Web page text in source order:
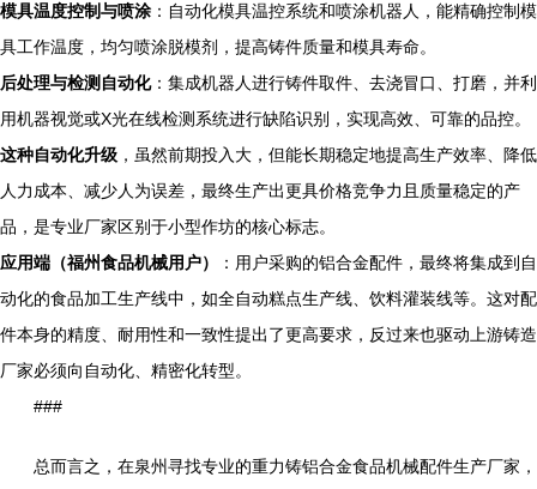
模具温度控制与喷涂 ：自动化模具温控系统和喷涂机器人，能精确控制模
具工作温度，均匀喷涂脱模剂，提高铸件质量和模具寿命。
后处理与检测自动化：集成机器人进行铸件取件、去浇冒口、打磨，并利
用机器视觉或X光在线检测系统进行缺陷识别，实现高效、可靠的品控。
这种自动化升级 ，虽然前期投入大，但能长期稳定地提高生产效率、降低
人力成本、减少人为误差，最终生产出更具价格竞争力且质量稳定的产
品，是专业厂家区别于小型作坊的核心标志。
应用端（福州食品机械用户）
：用户采购的铝合金配件，最终将集成到自
动化的食品加工生产线中，如全自动糕点生产线、饮料灌装线等。这对配
件本身的精度、耐用性和一致性提出了更高要求，反过来也驱动上游铸造
厂家必须向自动化、精密化转型。
###
总而言之，在泉州寻找专业的重力铸铝合金食品机械配件生产厂家，